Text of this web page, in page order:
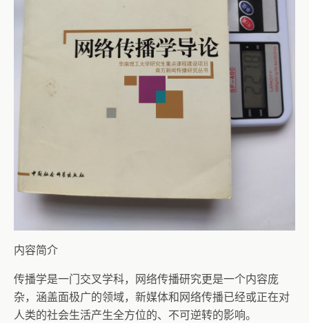
内容简介
传播学是一门交叉学科，网络传播研究更是一个内容庞
杂，涵盖面极广的领域，新媒体和网络传播已经或正在对
人类的社会生活产生全方位的、不可逆转的影响。